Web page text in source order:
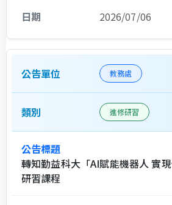
2026/07/06
教務處
進修研習
轉知勤益科大「AI賦能機器人 實
研習課程